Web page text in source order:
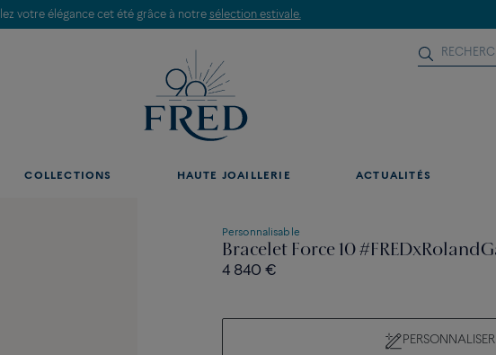
votre élégance cet été grâce à notre sélection estivale.
COLLECTIONS HAUTE JOAILLERIE ACTUALITÉS
Personnalisable
Bracelet Force 10
4 840 €
PERSONNALISER